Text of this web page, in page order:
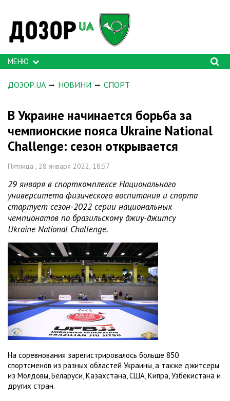
МЕНЮ
ДОЗОР.UA НОВИНИ СПОРТ
В Украине начинается борьба за
чемпионские пояса Ukraine National
Challenge: сезон открывается
Пятница , 28 января 2022, 18:57
29 января в спорткомплексе Национального
университета физического воспитания и спорта
стартует сезон-2022 серии национальных
чемпионатов по бразильскому джиу-джитсу
Ukraine National Challenge.
На соревнования зарегистрировалось больше 850
спортсменов из разных областей Украины, а также джитсеры
из Молдовы, Беларуси, Казахстана, США, Кипра, Узбекистана и
других стран.